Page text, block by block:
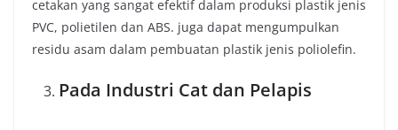
cetakan yang sangat efektif dalam produksi plastik jenis
PVC, polietilen dan ABS. juga dapat mengumpulkan
residu asam dalam pembuatan plastik jenis poliolefin.
Pada Industri Cat dan Pelapis